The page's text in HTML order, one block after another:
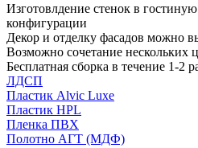
Изготовлдение стенок в
конфигурации
Декор и отделку фасадов можно
Возможно сочетание нескольких
Бесплатная сборка в течение 1-2
ЛДСП
Пластик Alvic Luxe
Пластик HPL
Пленка ПВХ
Полотно АГТ (МДФ)